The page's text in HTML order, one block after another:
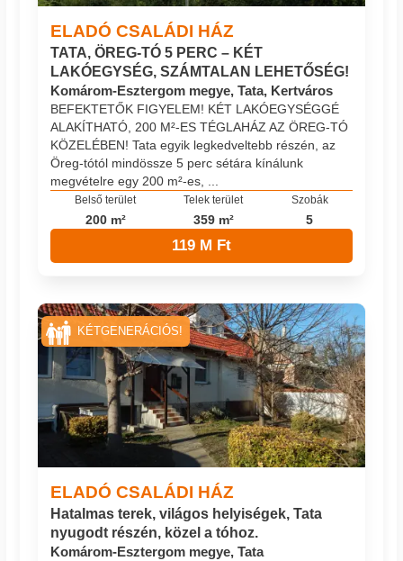
ELADÓ CSALÁDI HÁZ
TATA, ÖREG-TÓ 5 PERC – KÉT
LAKÓEGYSÉG, SZÁMTALAN LEHETŐSÉG!
Komárom-Esztergom megye, Tata, Kertváros
BEFEKTETŐK FIGYELEM! KÉT LAKÓEGYSÉGGÉ
ALAKÍTHATÓ, 200 M²-ES TÉGLAHÁZ AZ ÖREG-TÓ
KÖZELÉBEN! Tata egyik legkedveltebb részén, az
Öreg-tótól mindössze 5 perc sétára kínálunk
megvételre egy 200 m²-es, ...
Belső terület
200 m²
Telek terület
359 m²
Szobák
5
119 M Ft
ELADÓ CSALÁDI HÁZ
Hatalmas terek, világos helyiségek, Tata
nyugodt részén, közel a tóhoz.
Komárom-Esztergom megye, Tata
KÉTGENERÁCIÓS!